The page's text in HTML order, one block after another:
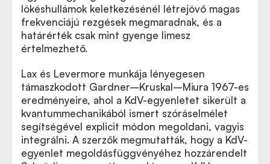
lökéshullámok keletkezésénél létrejövő magas
frekvenciájú rezgések megmaradnak, és a
határérték csak mint gyenge limesz
értelmezhető.
Lax és Levermore munkája lényegesen
támaszkodott Gardner–Kruskal–Miura 1967-es
eredményeire, ahol a KdV-egyenletet sikerült a
kvantummechanikából ismert szóráselmélet
segítségével explicit módon megoldani, vagyis
integrálni. A szerzők megmutatták, hogy a KdV-
egyenlet megoldásfüggvényéhez hozzárendelt